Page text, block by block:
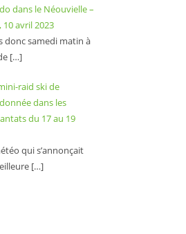
dans le Néouvielle –
10 avril 2023
donc samedi matin à
[…]
raid ski de
dans les
du 17 au 19
qui s’annonçait
[…]